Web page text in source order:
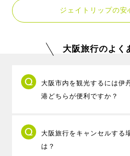
ジェイトリップの安
大阪旅行のよく
大阪市内を観光するには伊
港どちらが便利ですか？
ムジンバスを利用すれば約25分
けます。
大阪旅行をキャンセルする
は？